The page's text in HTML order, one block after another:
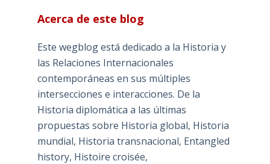
Acerca de este blog
Este wegblog está dedicado a la Historia y
las Relaciones Internacionales
contemporáneas en sus múltiples
intersecciones e interacciones. De la
Historia diplomática a las últimas
propuestas sobre Historia global, Historia
mundial, Historia transnacional, Entangled
history, Histoire croisée,